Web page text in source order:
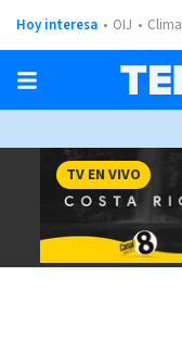
Hoy interesa OIJ Clima
TV EN VIVO